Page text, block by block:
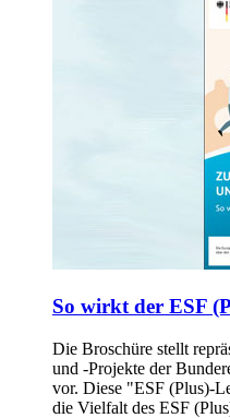
So wirkt der ESF
Die Bro­schü­re stellt
und -Pro­jek­te der
vor. Die­se "ESF (Plus)-
die Viel­falt des ESF